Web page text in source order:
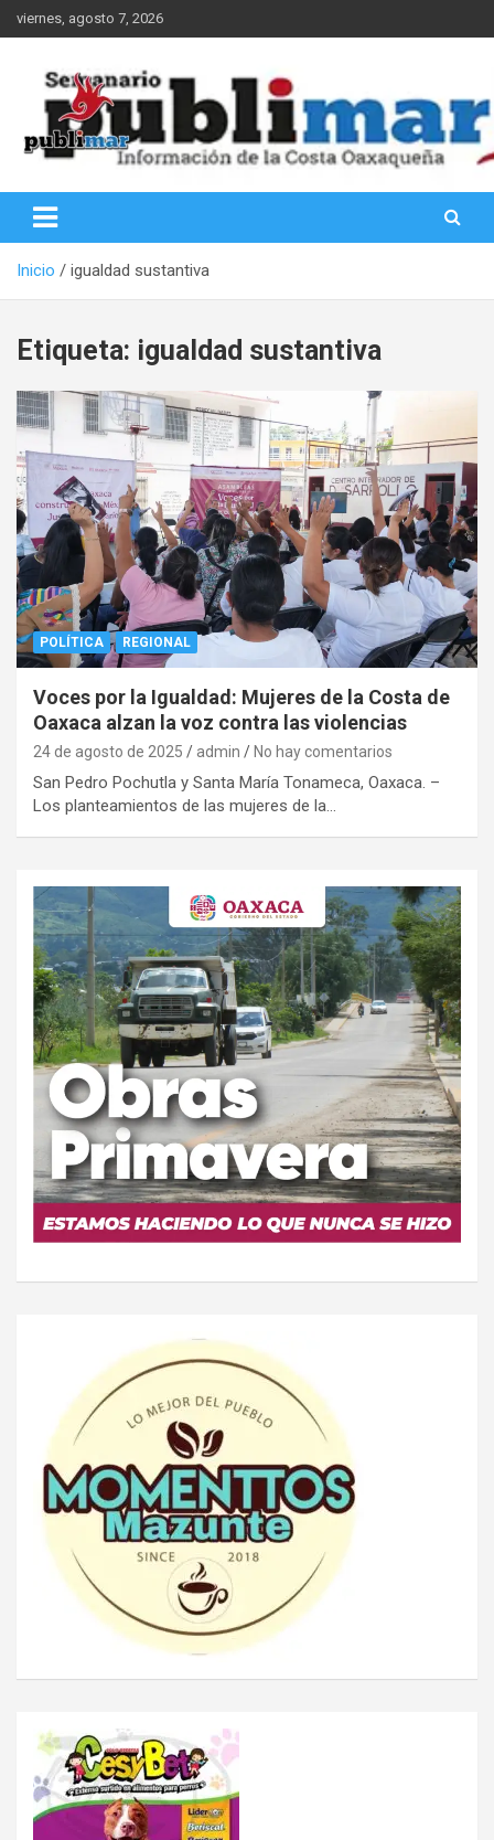
Saltar
al
viernes, agosto 7, 2026
PubliMar
Inicio igualdad sustantiva
Etiqueta: igualdad sustantiva
POLÍTICA REGIONAL
Voces por la Igualdad: Mujeres de la Costa de
Oaxaca alzan la voz contra las violencias
24 de agosto de 2025 admin No hay comentarios
San Pedro Pochutla y Santa María Tonameca, Oaxaca. –
Los planteamientos de las mujeres de la…